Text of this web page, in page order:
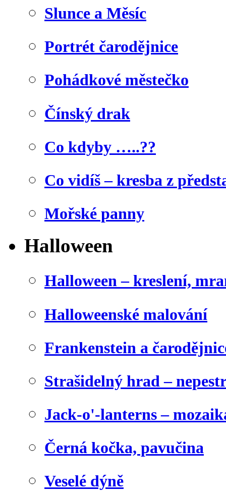
Slunce a Měsíc
Portrét čarodějnice
Pohádkové městečko
Čínský drak
Co kdyby …..??
Co vidíš – kresba z
Mořské panny
Halloween
Halloween – kreslení,
Halloweenské malování
Frankenstein a
Strašidelný hrad –
Jack-o'-lanterns –
Černá kočka, pavučina
Veselé dýně